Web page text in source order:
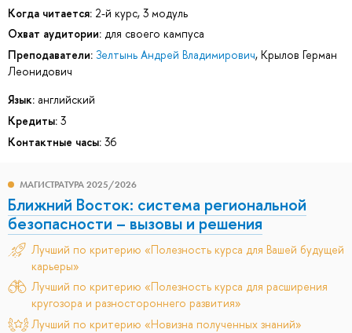
Когда читается: 2-й курс, 3 модуль
Охват аудитории: для своего кампуса
Преподаватели: Зелтынь Андрей Владимирович, Крылов Герман
Леонидович
Язык: английский
Кредиты: 3
Контактные часы: 36
МАГИСТРАТУРА 2025/2026
Ближний Восток: система региональной
безопасности – вызовы и решения
Лучший по критерию «Полезность курса для Вашей будущей
карьеры»
Лучший по критерию «Полезность курса для расширения
кругозора и разностороннего развития»
Лучший по критерию «Новизна полученных знаний»